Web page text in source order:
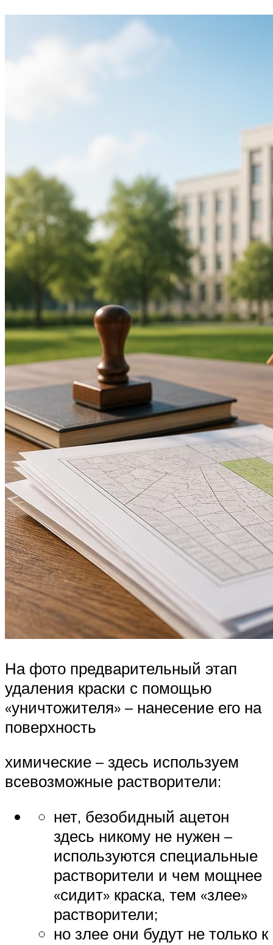
На фото предварительный этап
удаления краски с помощью
«уничтожителя» – нанесение его на
поверхность
химические – здесь используем
всевозможные растворители:
нет, безобидный ацетон
здесь никому не нужен –
используются специальные
растворители и чем мощнее
«сидит» краска, тем «злее»
растворители;
но злее они будут не только к